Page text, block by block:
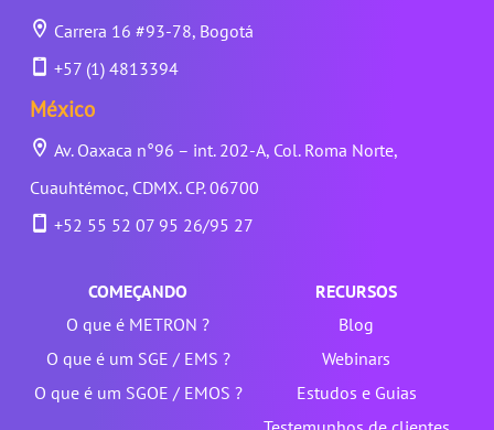
Carrera 16 #93-78, Bogotá
+57 (1) 4813394
México
Av. Oaxaca n°96 – int. 202-A, Col. Roma Norte,
Cuauhtémoc, CDMX. CP. 06700
+52 55 52 07 95 26/95 27
COMEÇANDO
O que é METRON ?
O que é um SGE / EMS ?
O que é um SGOE / EMOS ?
RECURSOS
Blog
Webinars
Estudos e Guias